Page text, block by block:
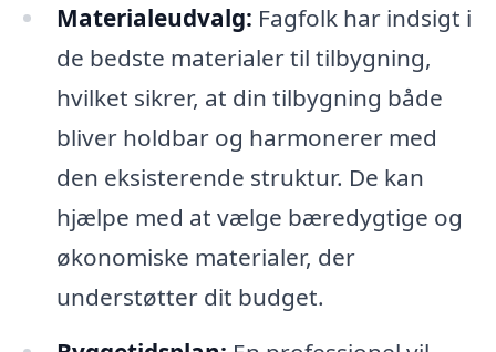
Materialeudvalg: Fagfolk har indsigt i
de bedste materialer til tilbygning,
hvilket sikrer, at din tilbygning både
bliver holdbar og harmonerer med
den eksisterende struktur. De kan
hjælpe med at vælge bæredygtige og
økonomiske materialer, der
understøtter dit budget.